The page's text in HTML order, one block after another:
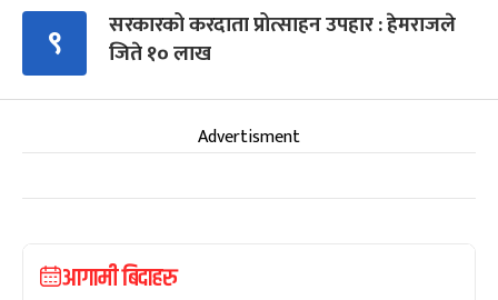
९
सरकारको करदाता प्रोत्साहन उपहार : हेमराजले
जिते १० लाख
Advertisment
आगामी बिदाहरु